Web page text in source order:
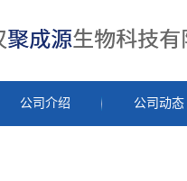
公司介绍 公司动态